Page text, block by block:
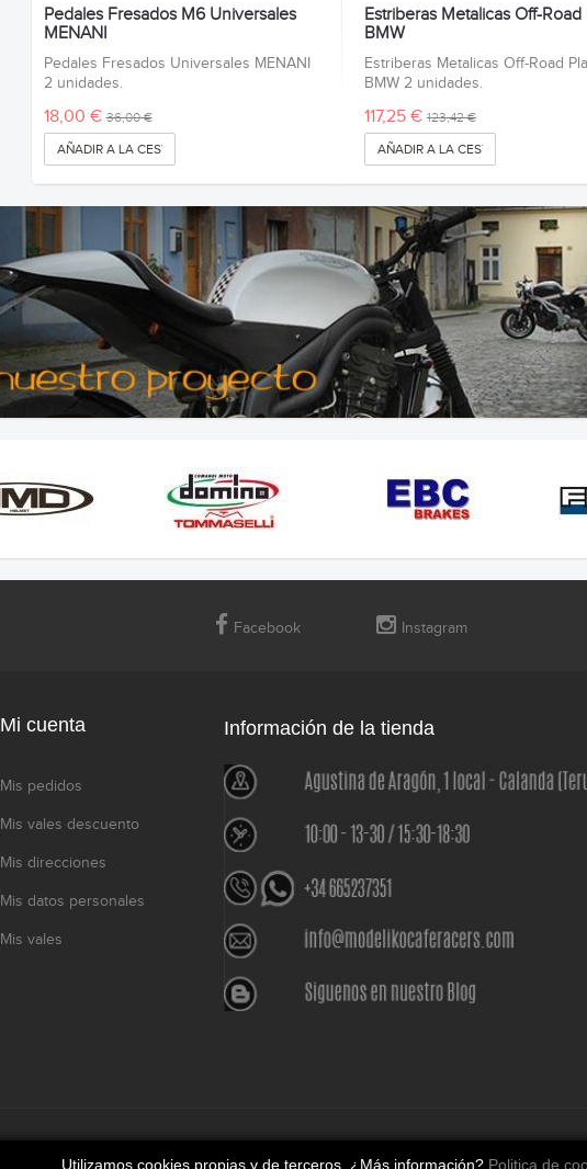
Pedales Fresados M6 Universales
MENANI
Pedales Fresados Universales MENANI
2 unidades.
18,00 € 36,00 €
AÑADIR A LA CESTA
Estriberas Metalicas Off-Road
BMW
Estriberas Metalicas Off-Road
BMW 2 unidades.
117,25 € 123,42 €
AÑADIR A LA CESTA
Facebook Instagram
Mi cuenta
Mis pedidos
Mis vales descuento
Mis direcciones
Mis datos personales
Mis vales
Información de la tienda
Utilizamos cookies propias y de terceros. ¿Más información? Politica de